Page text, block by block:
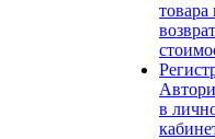
товара
в